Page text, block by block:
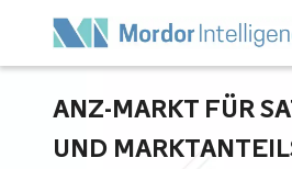
ANZ-MARKT FÜR
ND